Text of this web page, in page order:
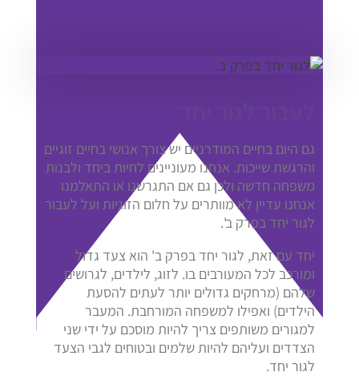
גם היום בחיים המודרניים יש צורך אנושי בחיים זוגיים
והרגשת שייכות. אנחנו מעוניינים לחיות ביחד ולבנות
משפחה חדשה ולכן גם אם התגרשנו או התאלמנו
אנחנו עדיין לא מוותרים על חלום הזוגיות ועל לעבור
לגור יחד בפרק ב'.
יחד עם זאת, לגור יחד בפרק ב' הוא צעד גדול
ומורכב לכל המעורבים בו. לזוג, לילדים, לגרושים
שלהם (מרחקים גדולים יותר לעתים להסעת
הילדים) ואפילו למשפחה המורחבת. המעבר
למגורים משותפים צריך להיות מוסכם על ידי שני
הצדדים ועליהם להיות שלמים ובטוחים לגבי הצעד
לגור יחד.